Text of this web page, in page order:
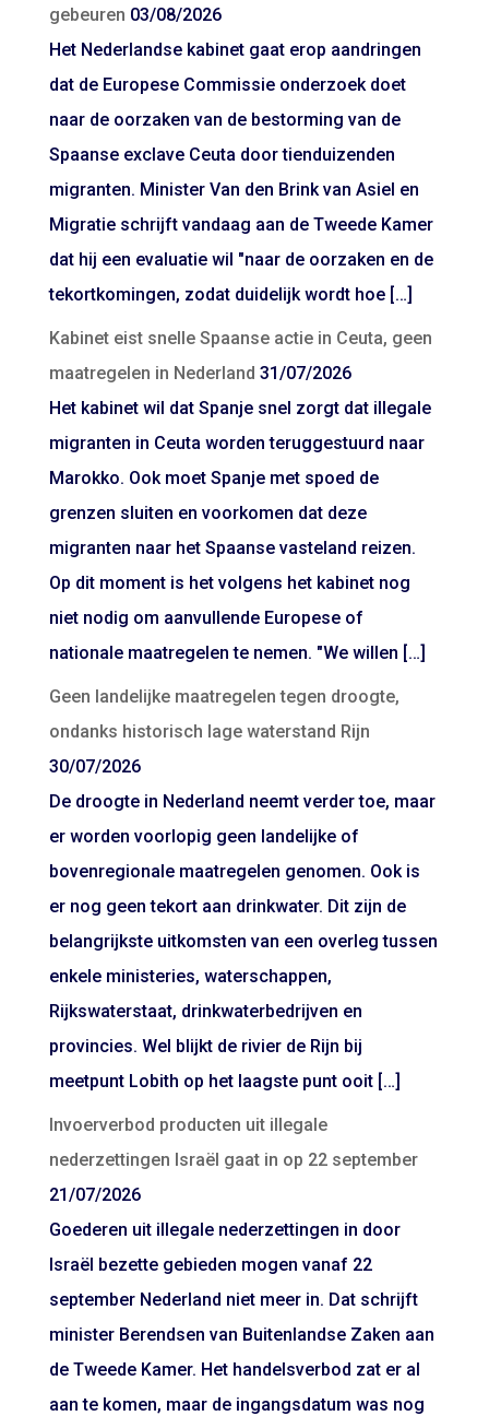
gebeuren 03/08/2026
Het Nederlandse kabinet gaat erop aandringen
dat de Europese Commissie onderzoek doet
naar de oorzaken van de bestorming van de
Spaanse exclave Ceuta door tienduizenden
migranten. Minister Van den Brink van Asiel en
Migratie schrijft vandaag aan de Tweede Kamer
dat hij een evaluatie wil "naar de oorzaken en de
tekortkomingen, zodat duidelijk wordt hoe […]
Kabinet eist snelle Spaanse actie in Ceuta, geen
maatregelen in Nederland 31/07/2026
Het kabinet wil dat Spanje snel zorgt dat illegale
migranten in Ceuta worden teruggestuurd naar
Marokko. Ook moet Spanje met spoed de
grenzen sluiten en voorkomen dat deze
migranten naar het Spaanse vasteland reizen.
Op dit moment is het volgens het kabinet nog
niet nodig om aanvullende Europese of
nationale maatregelen te nemen. "We willen […]
Geen landelijke maatregelen tegen droogte,
ondanks historisch lage waterstand Rijn
30/07/2026
De droogte in Nederland neemt verder toe, maar
er worden voorlopig geen landelijke of
bovenregionale maatregelen genomen. Ook is
er nog geen tekort aan drinkwater. Dit zijn de
belangrijkste uitkomsten van een overleg tussen
enkele ministeries, waterschappen,
Rijkswaterstaat, drinkwaterbedrijven en
provincies. Wel blijkt de rivier de Rijn bij
meetpunt Lobith op het laagste punt ooit […]
Invoerverbod producten uit illegale
nederzettingen Israël gaat in op 22 september
21/07/2026
Goederen uit illegale nederzettingen in door
Israël bezette gebieden mogen vanaf 22
september Nederland niet meer in. Dat schrijft
minister Berendsen van Buitenlandse Zaken aan
de Tweede Kamer. Het handelsverbod zat er al
aan te komen, maar de ingangsdatum was nog